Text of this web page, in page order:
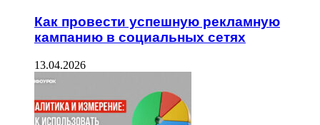
Как провести успешную рекламную
кампанию в социальных сетях
13.04.2026